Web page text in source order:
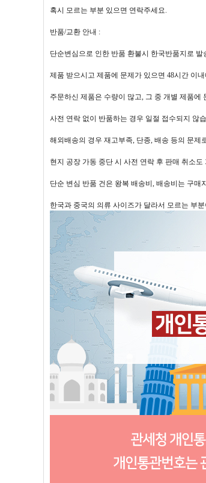
혹시 모르는 부분 있으면 연락주세요.
반품/교환 안내 :
단순변심으로 인한 반품 환불시 한국반품지로
제품 받으시고 제품에 문제가 있으면 48시간 이
주문하신 제품은 수량이 많고, 그 중 개별 제품
사전 연락 없이 반품하는 경우 일절 접수되지 않
해외배송의 경우 재고부족, 단종, 배송 등의 문제
현지 공장 가동 중단 시 사전 연락 후 판매 취소도
단순 변심 반품 건은 왕복 배송비, 배송비는 구매
한국과 중국의 의류 사이즈가 달라서 모르는 부